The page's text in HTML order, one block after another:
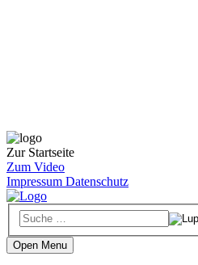
Zur Startseite
Zum Video
Impressum Datenschutz
Open Menu